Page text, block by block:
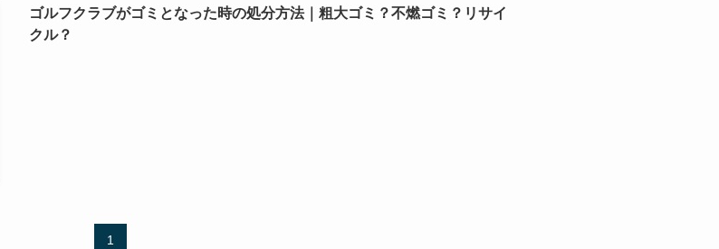
ゴルフクラブがゴミとなった時の処分方法｜粗大ゴミ？不燃ゴミ？リサイ
クル？
1